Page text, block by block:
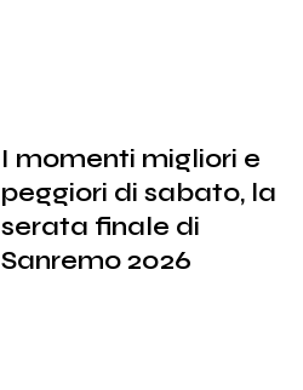
I momenti migliori e
peggiori di sabato, la
serata finale di
Sanremo 2026